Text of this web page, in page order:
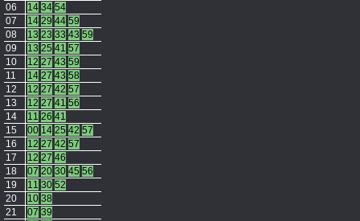
06
14 34 54
07
14 29 44 59
08
13 23 33 43 59
09
13 25 41 57
10
12 27 43 59
11
14 27 43 58
12
12 27 42 57
13
12 27 41 56
14
11 26 41
15
00 14 25 42 57
16
12 27 42 57
17
12 27 46
18
07 20 30 45 56
19
11 30 52
20
10 38
21
07 39